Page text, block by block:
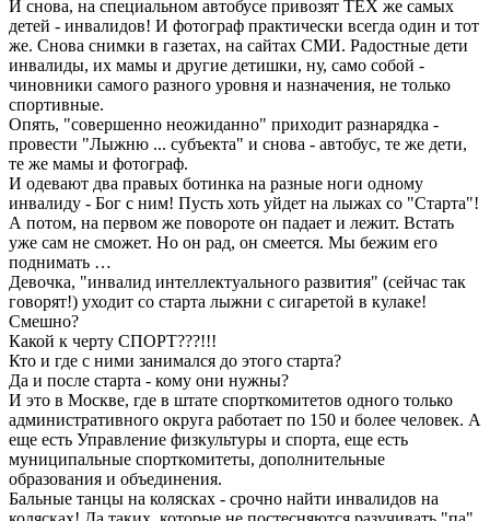
И снова, на специальном автобусе привозят ТЕХ же самых
детей - инвалидов! И фотограф практически всегда один и тот
же. Снова снимки в газетах, на сайтах СМИ. Радостные дети
инвалиды, их мамы и другие детишки, ну, само собой -
чиновники самого разного уровня и назначения, не только
спортивные.
Опять, "совершенно неожиданно" приходит разнарядка -
провести "Лыжню ... субъекта" и снова - автобус, те же дети,
те же мамы и фотограф.
И одевают два правых ботинка на разные ноги одному
инвалиду - Бог с ним! Пусть хоть уйдет на лыжах со "Старта"!
А потом, на первом же повороте он падает и лежит. Встать
уже сам не сможет. Но он рад, он смеется. Мы бежим его
поднимать …
Девочка, "инвалид интеллектуального развития" (сейчас так
говорят!) уходит со старта лыжни с сигаретой в кулаке!
Смешно?
Какой к черту СПОРТ???!!!
Кто и где с ними занимался до этого старта?
Да и после старта - кому они нужны?
И это в Москве, где в штате спорткомитетов одного только
административного округа работает по 150 и более человек. А
еще есть Управление физкультуры и спорта, еще есть
муниципальные спорткомитеты, дополнительные
образования и объединения.
Бальные танцы на колясках - срочно найти инвалидов на